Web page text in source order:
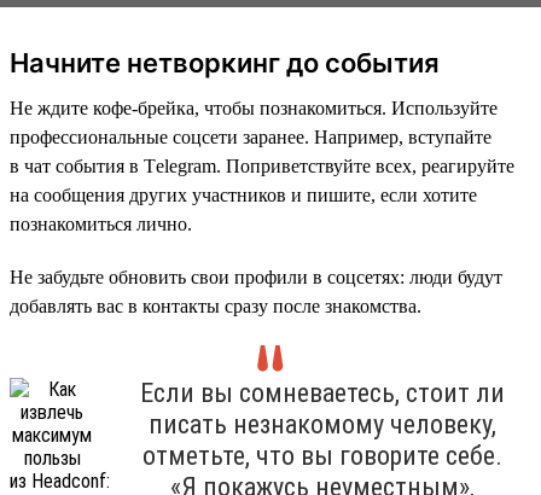
Начните нетворкинг до события
Не ждите кофе-брейка, чтобы познакомиться. Используйте
профессиональные соцсети заранее. Например, вступайте
в чат события в Тelegram. Поприветствуйте всех, реагируйте
на сообщения других участников и пишите, если хотите
познакомиться лично.
Не забудьте обновить свои профили в соцсетях: люди будут
добавлять вас в контакты сразу после знакомства.
Если вы сомневаетесь, стоит ли
писать незнакомому человеку,
отметьте, что вы говорите себе.
«Я покажусь неуместным»,